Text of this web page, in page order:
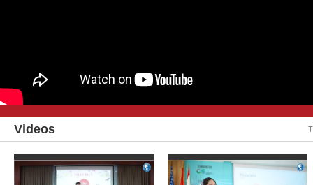
Videos